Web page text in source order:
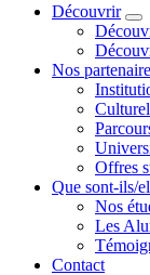
Poitiers presente !
Découvrir
Nos
Offres
Que sont-ils/
Nos
Les
Contact